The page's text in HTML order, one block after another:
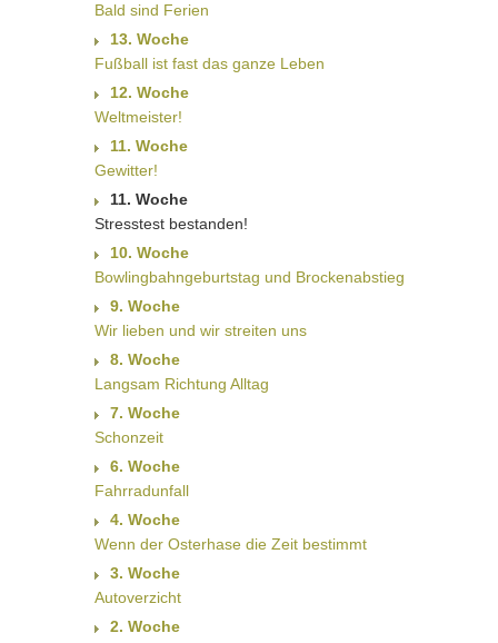
Bald sind Ferien
13. Woche
Fußball ist fast das ganze Leben
12. Woche
Weltmeister!
11. Woche
Gewitter!
11. Woche
Stresstest bestanden!
10. Woche
Bowlingbahngeburtstag und Brockenabstieg
9. Woche
Wir lieben und wir streiten uns
8. Woche
Langsam Richtung Alltag
7. Woche
Schonzeit
6. Woche
Fahrradunfall
4. Woche
Wenn der Osterhase die Zeit bestimmt
3. Woche
Autoverzicht
2. Woche